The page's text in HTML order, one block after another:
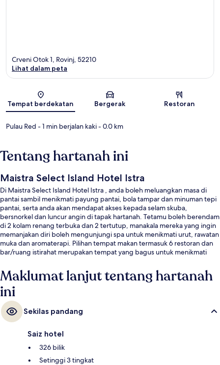
Peta
Crveni Otok 1, Rovinj, 52210
Lihat dalam peta
Tempat berdekatan Bergerak Restoran
Pulau Red - 1 min berjalan kaki- 0.0 km
Tentang hartanah ini
Maistra Select Island Hotel Istra
Di Maistra Select Island Hotel Istra , anda boleh meluangkan masa di
pantai sambil menikmati payung pantai, bola tampar dan minuman tepi
pantai, serta anda akan mendapat akses kepada selam skuba,
bersnorkel dan luncur angin di tapak hartanah. Tetamu boleh berendam
di 2 kolam renang terbuka dan 2 tertutup, manakala mereka yang ingin
memanjakan diri boleh mengunjungi spa untuk menikmati urut, rawatan
muka dan aromaterapi. Pilihan tempat makan termasuk 6 restoran dan
bar/ruang istirahat merupakan tempat yang bagus untuk menikmati
kanak percuma dan bar tepi kolam.
Maklumat lanjut tentang hartanah
ini
Sekilas pandang
Saiz hotel
326 bilik
Setinggi 3 tingkat